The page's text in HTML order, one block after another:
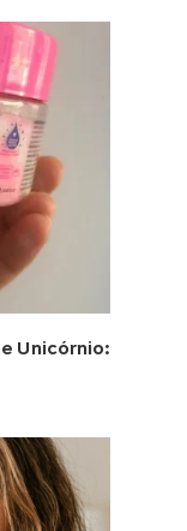
Unicórnio: